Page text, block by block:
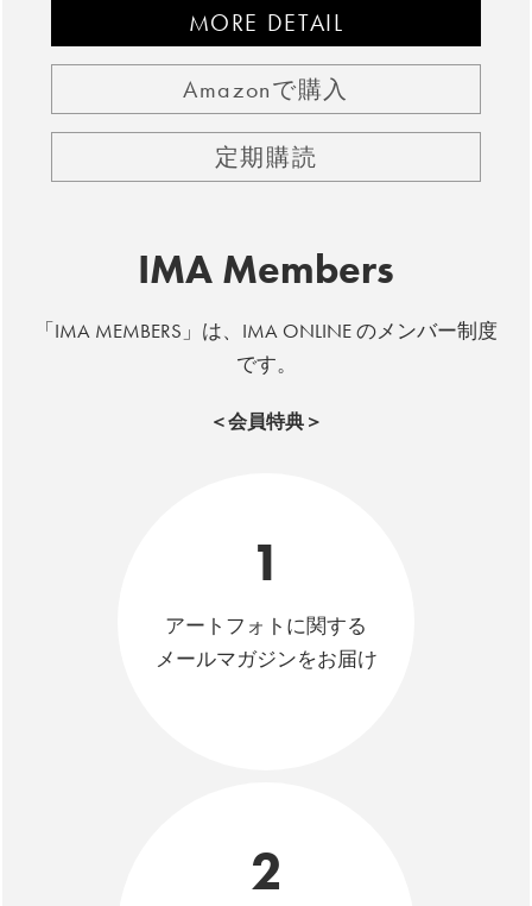
MORE DETAIL
Amazonで購入
定期購読
IMA Members
「IMA MEMBERS」は、IMA ONLINE のメンバー制度
です。
＜会員特典＞
1
アートフォトに関する
メールマガジンをお届け
2